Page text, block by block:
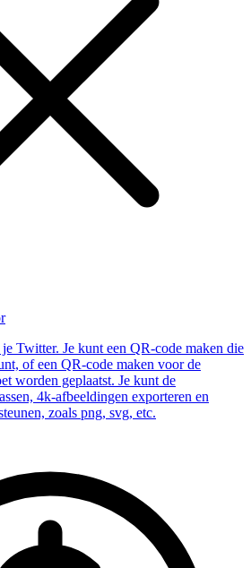
Twitter. Je kunt een QR-code maken die
of een QR-code maken voor de
worden geplaatst. Je kunt de
4k-afbeeldingen exporteren en
zoals png, svg, etc.